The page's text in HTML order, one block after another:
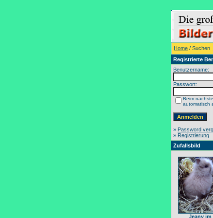
Home / Suchen
Registrierte
Benutzername:
Passwort:
Beim
automatisch
» Password
» Registrierung
Zufallsbild
Jeany im